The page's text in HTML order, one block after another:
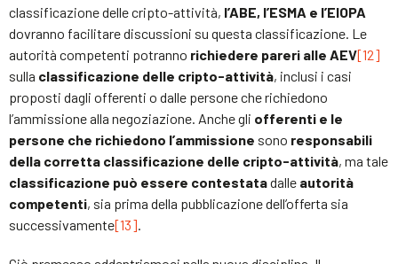
classificazione delle cripto-attività, l’ABE, l’ESMA e l’EIOPA
dovranno facilitare discussioni su questa classificazione. Le
autorità competenti potranno richiedere pareri alle AEV[12]
sulla classificazione delle cripto-attività, inclusi i casi
proposti dagli offerenti o dalle persone che richiedono
l’ammissione alla negoziazione. Anche gli offerenti e le
persone che richiedono l’ammissione sono responsabili
della corretta classificazione delle cripto-attività, ma tale
classificazione può essere contestatadalle autorità
competenti, sia prima della pubblicazione dell’offerta sia
successivamente[13].